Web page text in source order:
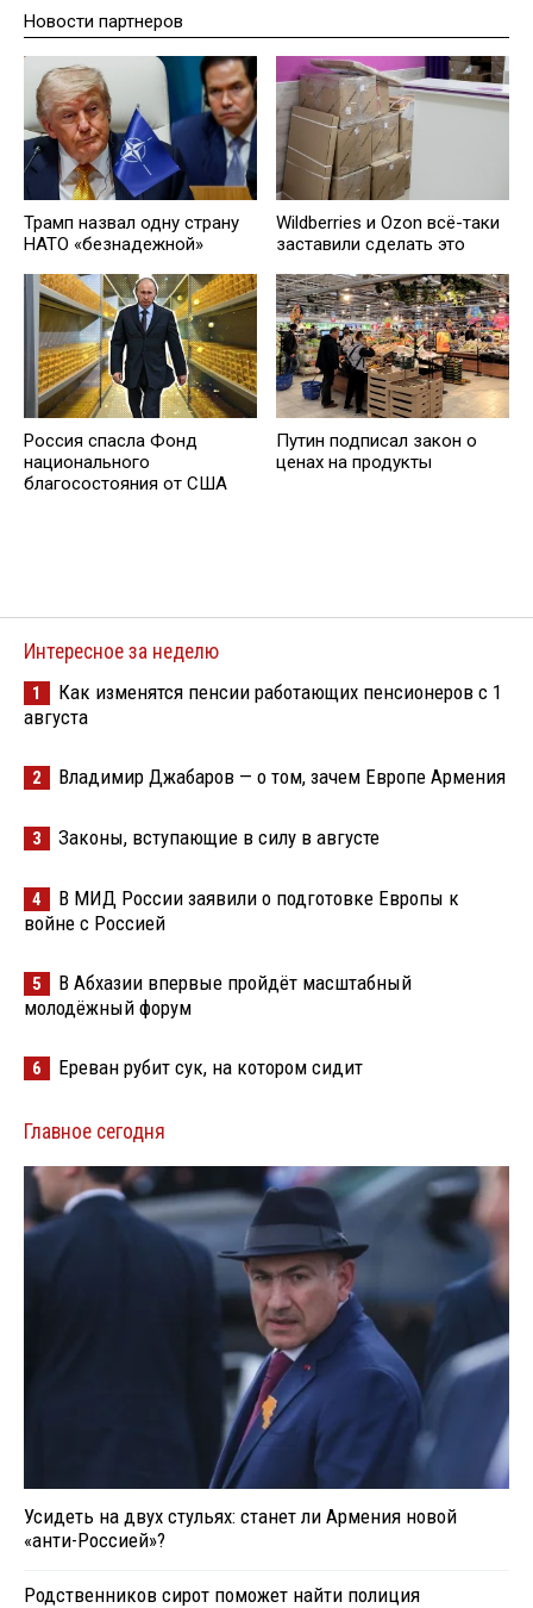
Новости партнеров
Трамп назвал одну страну
НАТО «безнадежной»
Wildberries и Ozon всё-таки
заставили сделать это
Россия спасла Фонд
национального
благосостояния от США
Путин подписал закон о
ценах на продукты
Интересное за неделю
1
Как изменятся пенсии работающих пенсионеров с 1
августа
2 Владимир Джабаров — о том, зачем Европе Армения
3 Законы, вступающие в силу в августе
4
В МИД России заявили о подготовке Европы к
войне с Россией
5
В Абхазии впервые пройдёт масштабный
молодёжный форум
6 Ереван рубит сук, на котором сидит
Главное сегодня
Усидеть на двух стульях: станет ли Армения новой
«анти-Россией»?
Родственников сирот поможет найти полиция